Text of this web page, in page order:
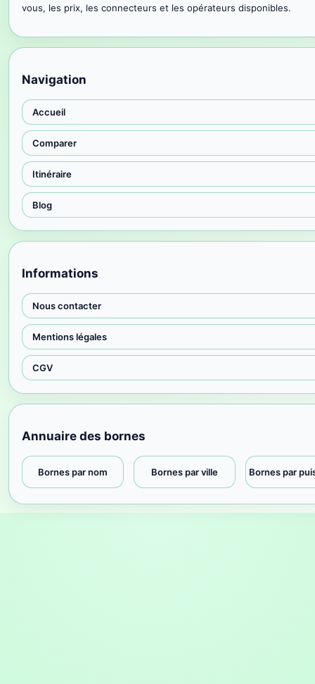
vous, les prix, les connecteurs et les opérateurs disponibles.
Navigation
Accueil
Comparer
Itinéraire
Blog
Informations
Nous contacter
Mentions légales
CGV
Annuaire des bornes
Bornes par nom Bornes par ville Bornes par